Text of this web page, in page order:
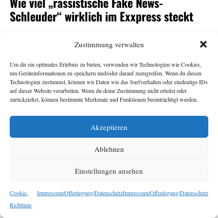
Zustimmung verwalten
Um dir ein optimales Erlebnis zu bieten, verwenden wir Technologien wie Cookies,
um Geräteinformationen zu speichern und/oder darauf zuzugreifen. Wenn du diesen
Technologien zustimmst, können wir Daten wie das Surfverhalten oder eindeutige IDs
auf dieser Website verarbeiten. Wenn du deine Zustimmung nicht erteilst oder
zurückziehst, können bestimmte Merkmale und Funktionen beeinträchtigt werden.
Akzeptieren
Ablehnen
Einstellungen ansehen
Cookie-
Richtlinie
Impressum/Offenlegung/DatenschutzImpressum/Offenlegung/Datenschutz
Schleuder“ wirklich im Exxpress steckt
11. Juni 2026
Exxpress-Herausgeberin Eva Schütz war eine von vielen
Überraschungskandidat:innen für denORF-
Generalsposten. Armin Wolf tat auf der Plattform Bluesky
seine Ratlosigkeit über ihre Nominierung durch den
Stiftungsrat kund und bezeichnete denExxpressals„rechte,
rassistische Fake News-Schleuder“. Das sorgte für
Empörung, vor allem beimExxpress. Dabei sollte der
Redaktion ihr eigener Umgang mit Falschnachrichten und